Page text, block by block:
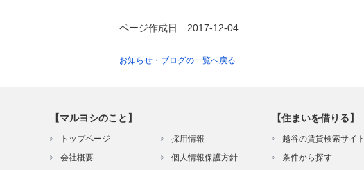
ページ作成日 2017-12-04
お知らせ・ブログの一覧へ戻る
【マルヨシのこと】
トップページ
会社概要
採用情報
個人情報保護方針
【住まいを借りる】
越谷の賃貸検索サイト
条件から探す